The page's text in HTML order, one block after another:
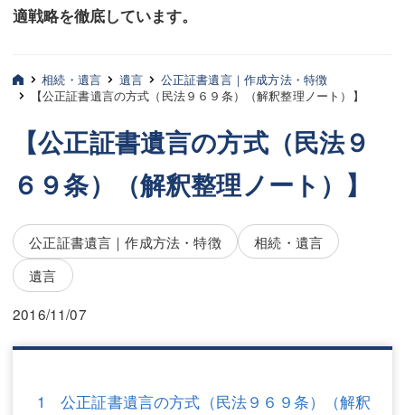
みずほ中央の特長・実質編
弁護士紹介
三平 聡史
桶川 聡
三平 隆史
吉元 優仁
弁護士費用
適戦略を徹底しています。
みずほ中央の特長・実質編
弁護士紹介
三平 聡史
桶川 聡
三平 隆史
吉元 優仁
不動産
相続・遺言 遺言
公正証書遺言｜作成方法・特徴
【公正証書遺言の方式（民法９６９条）（解釈整理ノート）】
【公正証書遺言の方式（民法９
６９条）（解釈整理ノート）】
公正証書遺言｜作成方法・特徴
相続・遺言
遺言
2016/11/07
1 公正証書遺言の方式（民法９６９条）（解釈